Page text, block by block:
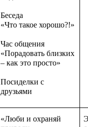
Беседа
«Что такое хорошо?!»
Час общения
«Порадовать близких
– как это просто»
Посиделки с
друзьями
«Люби и охраняй